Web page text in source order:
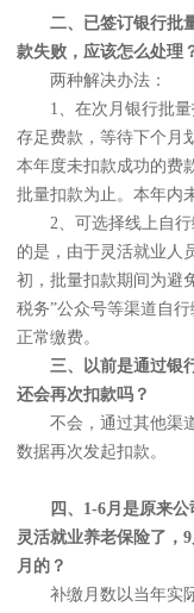
二、已签订银行批
款失败，应该怎么处理
两种解决办法：
1、在次月银行批量
存足费款，等待下个月
本年度未扣款成功的费
批量扣款为止。本年内
2、可选择线上自行
的是，由于灵活就业人
初，批量扣款期间为避
税务”公众号等渠道自
正常缴费。
三、以前是通过银行
还会再次扣款吗？
不会，通过其他渠道
数据再次发起扣款。
四、1-6月是原来
灵活就业养老保险了，
月的？
补缴月数以当年实际